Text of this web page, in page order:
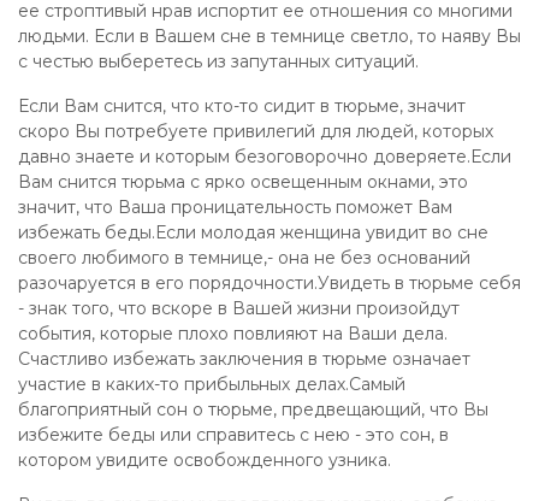
ее строптивый нрав испортит ее отношения со многими
людьми. Если в Вашем сне в темнице светло, то наяву Вы
с честью выберетесь из запутанных ситуаций.
Если Вам снится, что кто-то сидит в тюрьме, значит
скоро Вы потребуете привилегий для людей, которых
давно знаете и которым безоговорочно доверяете.Если
Вам снится тюрьма с ярко освещенным окнами, это
значит, что Ваша проницательность поможет Вам
избежать беды.Если молодая женщина увидит во сне
своего любимого в темнице,- она не без оснований
разочаруется в его порядочности.Увидеть в тюрьме себя
- знак того, что вскоре в Вашей жизни произойдут
события, которые плохо повлияют на Ваши дела.
Счастливо избежать заключения в тюрьме означает
участие в каких-то прибыльных делах.Самый
благоприятный сон о тюрьме, предвещающий, что Вы
избежите беды или справитесь с нею - это сон, в
котором увидите освобожденного узника.